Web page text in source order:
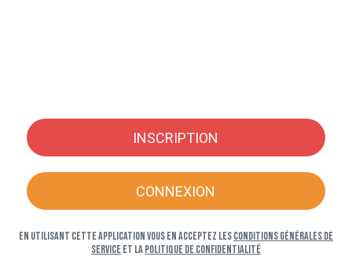
INSCRIPTION
CONNEXION
En utilisant cette application vous en acceptez lesConditions générales de
serviceet laPolitique de confidentialité